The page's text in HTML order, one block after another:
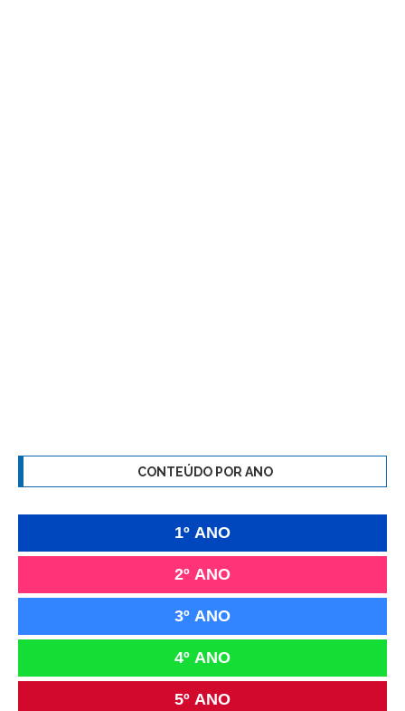
CONTEÚDO POR ANO
1º ANO
2º ANO
3º ANO
4º ANO
5º ANO